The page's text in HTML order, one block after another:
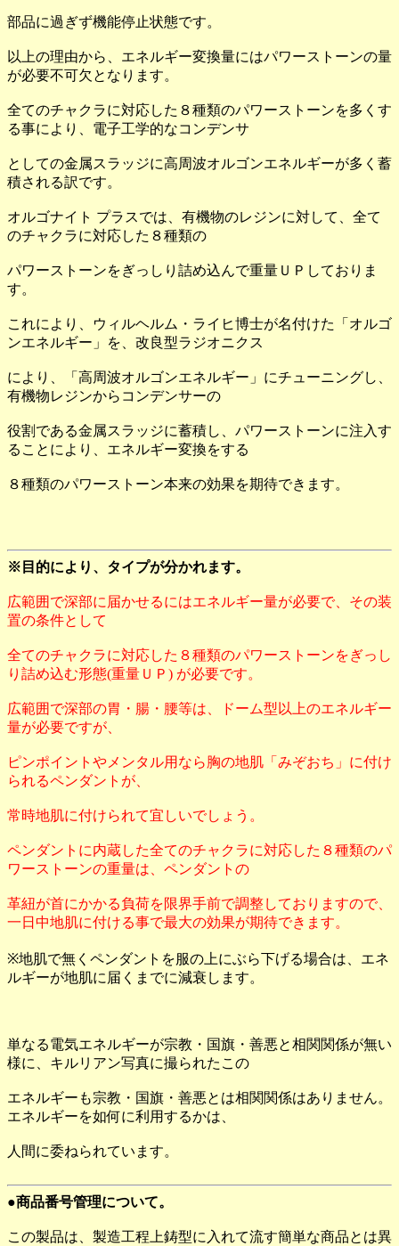
部品に過ぎず機能停止状態です。
以上の理由から、エネルギー変換量にはパワーストーンの量
が必要不可欠となります。
全てのチャクラに対応した８種類のパワーストーンを多くす
る事により、電子工学的なコンデンサ
としての金属スラッジに高周波オルゴンエネルギーが多く蓄
積される訳です。
オルゴナイト プラスでは、有機物のレジンに対して、全て
のチャクラに対応した８種類の
パワーストーンをぎっしり詰め込んで重量ＵＰしておりま
す。
これにより、ウィルヘルム・ライヒ博士が名付けた「オルゴ
ンエネルギー」を、改良型ラジオニクス
により、「高周波オルゴンエネルギー」にチューニングし、
有機物レジンからコンデンサーの
役割である金属スラッジに蓄積し、パワーストーンに注入す
ることにより、エネルギー変換をする
８種類のパワーストーン本来の効果を期待できます。
※目的により、タイプが分かれます。
広範囲で深部に届かせるにはエネルギー量が必要で、その装
置の条件として
全てのチャクラに対応した８種類のパワーストーンをぎっし
り詰め込む形態(重量ＵＰ) が必要です。
広範囲で深部の胃・腸・腰等は、ドーム型以上のエネルギー
量が必要ですが、
ピンポイントやメンタル用なら胸の地肌「みぞおち」に付け
られるペンダントが、
常時地肌に付けられて宜しいでしょう。
ペンダントに内蔵した全てのチャクラに対応した８種類のパ
ワーストーンの重量は、ペンダントの
革紐が首にかかる負荷を限界手前で調整しておりますので、
一日中地肌に付ける事で最大の効果が期待できます。
※地肌で無くペンダントを服の上にぶら下げる場合は、エネ
ルギーが地肌に届くまでに減衰します。
単なる電気エネルギーが宗教・国旗・善悪と相関関係が無い
様に、キルリアン写真に撮られたこの
エネルギーも宗教・国旗・善悪とは相関関係はありません。
エネルギーを如何に利用するかは、
人間に委ねられています。
●商品番号管理について。
この製品は、製造工程上鋳型に入れて流す簡単な商品とは異